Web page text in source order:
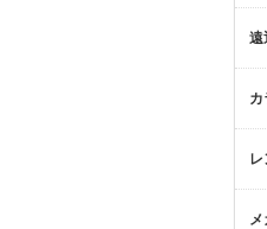
遠
メ